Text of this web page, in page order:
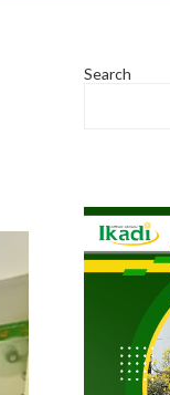
Search